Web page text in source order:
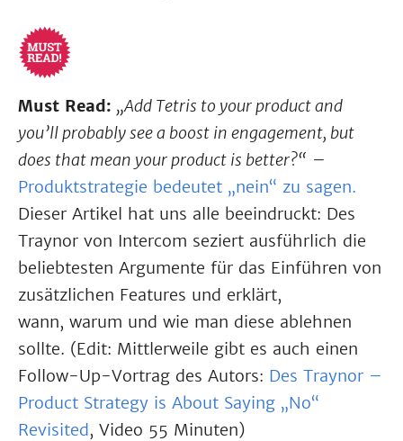
Must Read: „Add Tetris to your product and
you’ll probably see a boost in engagement, but
does that mean your product is better?“ –
Produktstrategie bedeutet „nein“ zu sagen.
Dieser Artikel hat uns alle beeindruckt: Des
Traynor von Intercom seziert ausführlich die
beliebtesten Argumente für das Einführen von
zusätzlichen Features und erklärt,
wann, warum und wie man diese ablehnen
sollte. (Edit: Mittlerweile gibt es auch einen
Follow-Up-Vortrag des Autors: Des Traynor –
Product Strategy is About Saying „No“
Revisited, Video 55 Minuten)